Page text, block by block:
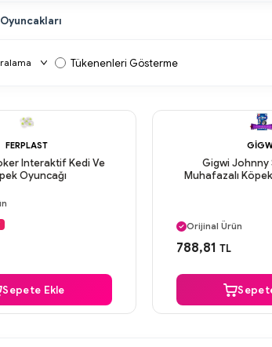
Tükenenleri Gösterme
FERPLAST
Interaktif Kedi Ve
Oyuncağı
Sepete Ekle
Gigwi Johnny
Muhafazalı
Orijinal Ürün
Güvenli Ödeme
788,81 TL